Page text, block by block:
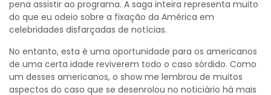
pena assistir ao programa. A saga inteira representa muito
do que eu odeio sobre a fixação da América em
celebridades disfarçadas de notícias.
No entanto, esta é uma oportunidade para os americanos
de uma certa idade reviverem todo o caso sórdido. Como
um desses americanos, o show me lembrou de muitos
aspectos do caso que se desenrolou no noticiário há mais